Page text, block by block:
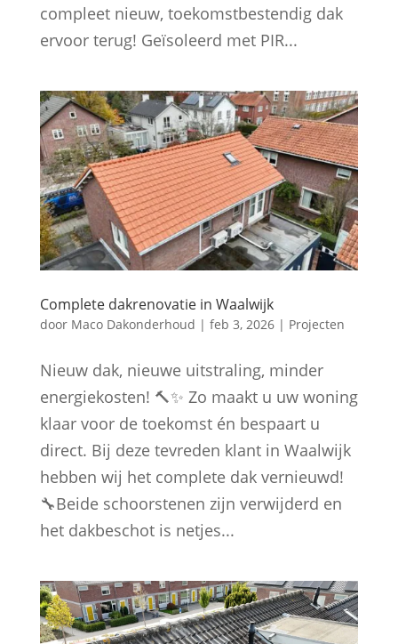
compleet nieuw, toekomstbestendig dak
ervoor terug! Geïsoleerd met PIR...
Complete dakrenovatie in Waalwijk
door Maco Dakonderhoud | feb 3, 2026| Projecten
Nieuw dak, nieuwe uitstraling, minder
energiekosten! 🔨✨ Zo maakt u uw woning
klaar voor de toekomst én bespaart u
direct. Bij deze tevreden klant in Waalwijk
hebben wij het complete dak vernieuwd!
🔧Beide schoorstenen zijn verwijderd en
het dakbeschot is netjes...